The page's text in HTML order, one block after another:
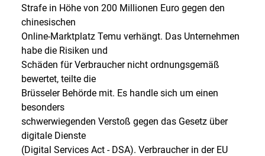
Strafe in Höhe von 200 Millionen Euro gegen den
chinesischen
Online-Marktplatz Temu verhängt. Das Unternehmen
habe die Risiken und
Schäden für Verbraucher nicht ordnungsgemäß
bewertet, teilte die
Brüsseler Behörde mit. Es handle sich um einen
besonders
schwerwiegenden Verstoß gegen das Gesetz über
digitale Dienste
(Digital Services Act - DSA). Verbraucher in der EU